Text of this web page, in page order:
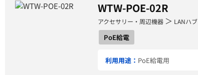
WTW-POE-02R
アクセサリー・周辺機器 ＞ LANハブ
PoE給電
利用用途： PoE給電用